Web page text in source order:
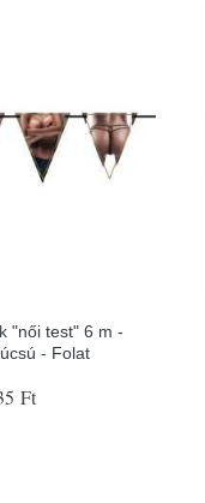
"női test" 6 m -
- Folat
Ft